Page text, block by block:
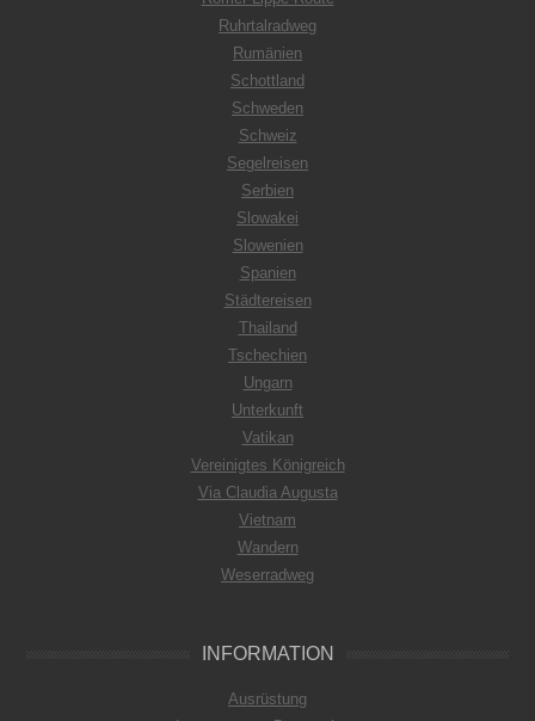
Ruhrtalradweg
Rumänien
Schottland
Schweden
Schweiz
Segelreisen
Serbien
Slowakei
Slowenien
Spanien
Städtereisen
Thailand
Tschechien
Ungarn
Unterkunft
Vatikan
Vereinigtes Königreich
Via Claudia Augusta
Vietnam
Wandern
Weserradweg
INFORMATION
Ausrüstung